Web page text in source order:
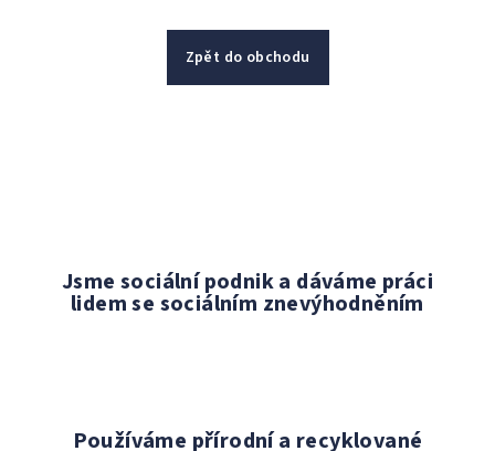
Zpět do obchodu
Jsme sociální podnik a dáváme práci
lidem se sociálním znevýhodněním
Používáme přírodní a recyklované